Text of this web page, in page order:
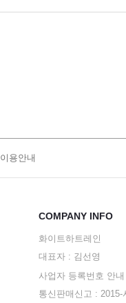
이용안내
COMPANY INFO
화이트하트레인
대표자 : 김선영
사업자 등록번호 안
통신판매신고 : 2015-